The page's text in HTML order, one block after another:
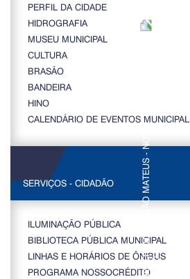
PERFIL DA CIDADE
HIDROGRAFIA
MUSEU MUNICIPAL
CULTURA
BRASÃO
BANDEIRA
HINO
CALENDÁRIO DE EVENTOS MUNICIPAL
SERVIÇOS - CIDADÃO
ILUMINAÇÃO PÚBLICA
BIBLIOTECA PÚBLICA MUNICIPAL
LINHAS E HORÁRIOS DE ÔNIBUS
PROGRAMA NOSSOCRÉDITO